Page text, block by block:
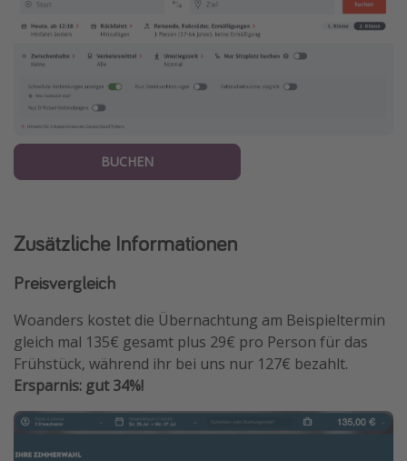
BUCHEN
Zusätzliche Informationen
Preisvergleich
Woanders kostet die Übernachtung am Beispieltermin
gleich mal 135€ gesamt plus 29€ pro Person für das
Frühstück, während ihr bei uns nur 127€ bezahlt.
Ersparnis: gut 34%!